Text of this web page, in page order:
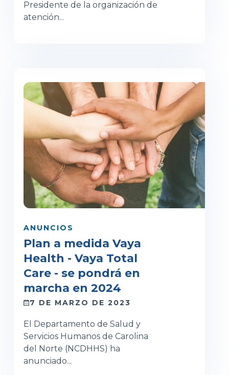
Presidente de la organización de
atención...
ANUNCIOS
Plan a medida Vaya
Health - Vaya Total
Care - se pondrá en
marcha en 2024
7 DE MARZO DE 2023
El Departamento de Salud y
Servicios Humanos de Carolina
del Norte (NCDHHS) ha
anunciado...